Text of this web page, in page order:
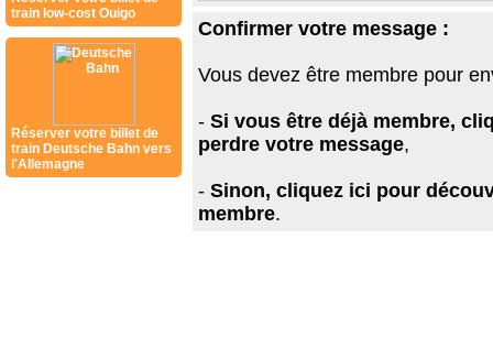
train low-cost Ouigo
Réserver votre billet de
train Deutsche Bahn vers
l'Allemagne
Confirmer votre message :
Vous devez être membre pour
- Si vous être déjà membre,
perdre votre message,
- Sinon, cliquez ici pour
membre.